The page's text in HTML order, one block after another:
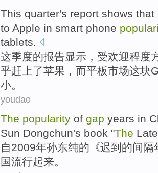
This quarter's report shows that
to Apple in smart phone
tablets.
这季度的报告显示 ，受欢迎程度
乎赶上了苹果 ， 而平板市场这块
小。
youdao
The popularity of gap years in
Sun Dongchun's book "The Late
自2009年孙东纯的 《迟到 的间隔
国流行起来。